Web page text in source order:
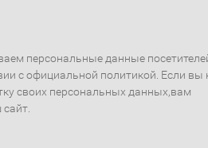
персональные данные
с официальной политикой. Если вы
своих персональных данных,вам